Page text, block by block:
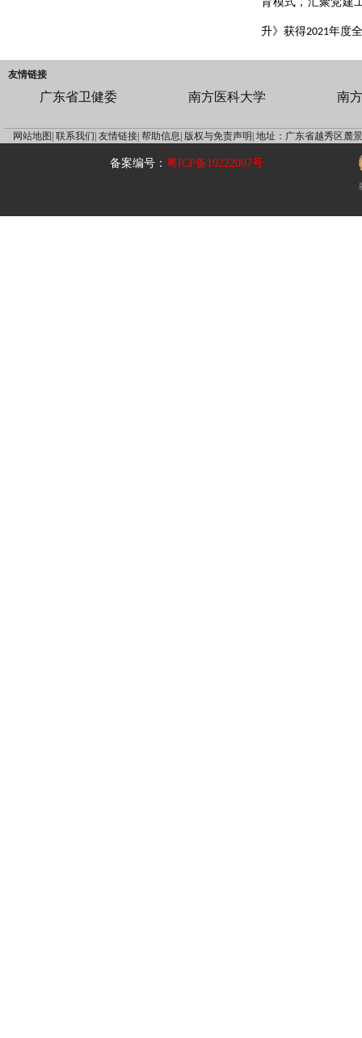
育模式，汇聚党建
升》获得2021年度
友情链接
广东省卫健委 南方医科大学 南
网站地图| 联系我们| 友情链接| 帮助信息| 版权与免责声明| 地址：广东省越秀区麓
备案编号：粤ICP备10222097号